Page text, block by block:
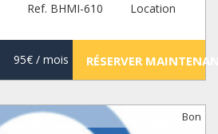
Ref. BHMI-610
Location
95€/ mois RÉSERVER
Bon